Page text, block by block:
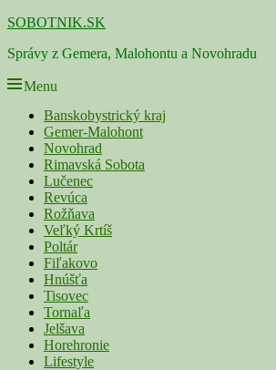
Skip
content
SOBOTNIK.SK
Správy z Gemera, Malohontu a Novohradu
Menu
Primárne
menu
Banskobystrický kraj
Gemer-Malohont
Novohrad
Rimavská Sobota
Lučenec
Revúca
Rožňava
Veľký Krtíš
Poltár
Fiľakovo
Hnúšťa
Tisovec
Tornaľa
Jelšava
Horehronie
Lifestyle